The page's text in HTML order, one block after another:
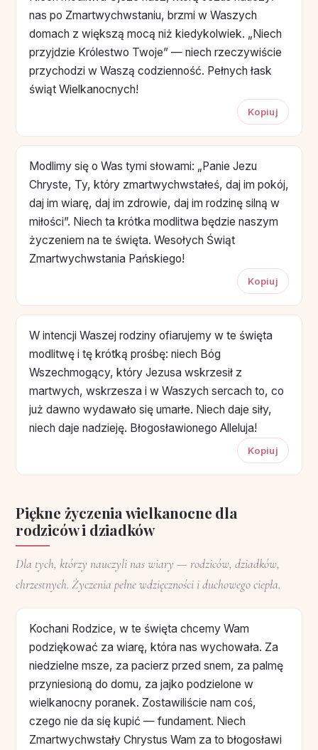
nas po Zmartwychwstaniu, brzmi w Waszych
domach z większą mocą niż kiedykolwiek. „Niech
przyjdzie Królestwo Twoje” — niech rzeczywiście
przychodzi w Waszą codzienność. Pełnych łask
świąt Wielkanocnych!
Kopiuj
Modlimy się o Was tymi słowami: „Panie Jezu
Chryste, Ty, który zmartwychwstałeś, daj im pokój,
daj im wiarę, daj im zdrowie, daj im rodzinę silną w
miłości”. Niech ta krótka modlitwa będzie naszym
życzeniem na te święta. Wesołych Świąt
Zmartwychwstania Pańskiego!
Kopiuj
W intencji Waszej rodziny ofiarujemy w te święta
modlitwę i tę krótką prośbę: niech Bóg
Wszechmogący, który Jezusa wskrzesił z
martwych, wskrzesza i w Waszych sercach to, co
już dawno wydawało się umarłe. Niech daje siły,
niech daje nadzieję. Błogosławionego Alleluja!
Kopiuj
Piękne życzenia wielkanocne dla
rodziców i dziadków
Dla tych, którzy nauczyli nas wiary — rodziców, dziadków,
chrzestnych. Życzenia pełne wdzięczności i duchowego ciepła.
Kochani Rodzice, w te święta chcemy Wam
podziękować za wiarę, która nas wychowała. Za
niedzielne msze, za pacierz przed snem, za palmę
przyniesioną do domu, za jajko podzielone w
wielkanocny poranek. Zostawiliście nam coś,
czego nie da się kupić — fundament. Niech
Zmartwychwstały Chrystus Wam za to błogosławi